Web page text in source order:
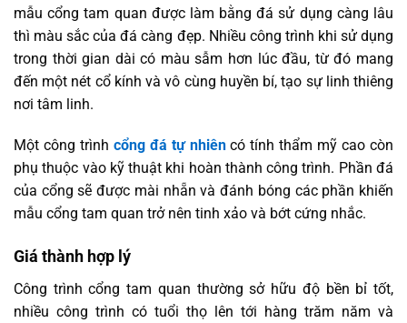
mẫu cổng tam quan được làm bằng đá sử dụng càng lâu
thì màu sắc của đá càng đẹp. Nhiều công trình khi sử dụng
trong thời gian dài có màu sẫm hơn lúc đầu, từ đó mang
đến một nét cổ kính và vô cùng huyền bí, tạo sự linh thiêng
nơi tâm linh.
Một công trình cổng đá tự nhiêncó tính thẩm mỹ cao còn
phụ thuộc vào kỹ thuật khi hoàn thành công trình. Phần đá
của cổng sẽ được mài nhẵn và đánh bóng các phần khiến
mẫu cổng tam quan trở nên tinh xảo và bớt cứng nhắc.
Giá thành hợp lý
Công trình cổng tam quan thường sở hữu độ bền bỉ tốt,
nhiều công trình có tuổi thọ lên tới hàng trăm năm và